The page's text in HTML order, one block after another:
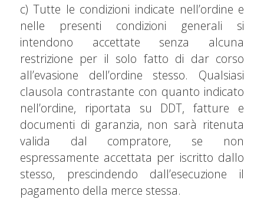
c) Tutte le condizioni indicate nell’ordine e
nelle presenti condizioni generali si
intendono accettate senza alcuna
restrizione per il solo fatto di dar corso
all’evasione dell’ordine stesso. Qualsiasi
clausola contrastante con quanto indicato
nell’ordine, riportata su DDT, fatture e
documenti di garanzia, non sarà ritenuta
valida dal compratore, se non
espressamente accettata per iscritto dallo
stesso, prescindendo dall’esecuzione il
pagamento della merce stessa.